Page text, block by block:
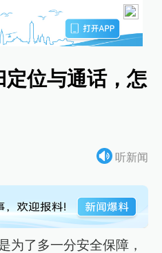
位与通话，怎
听新闻
为了多一分安全保障，